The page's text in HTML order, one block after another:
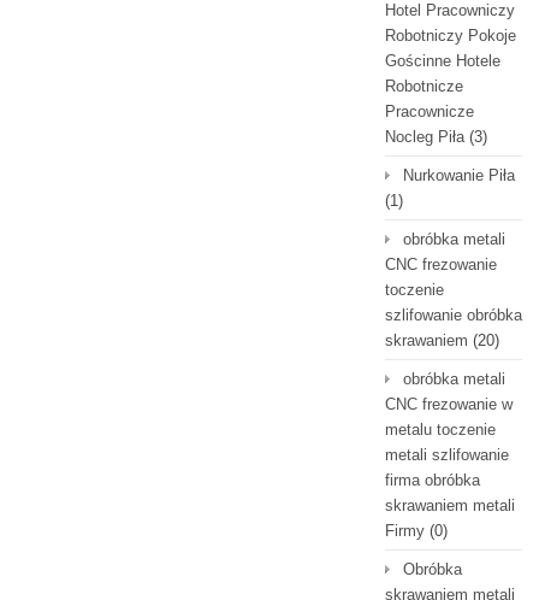
Hotel Pracowniczy
Robotniczy Pokoje
Gościnne Hotele
Robotnicze
Pracownicze
Nocleg Piła(3)
Nurkowanie Piła
(1)
obróbka metali
CNC frezowanie
toczenie
szlifowanie obróbka
skrawaniem (20)
obróbka metali
CNC frezowanie w
metalu toczenie
metali szlifowanie
firma obróbka
skrawaniem metali
Firmy (0)
Obróbka
skrawaniem metali